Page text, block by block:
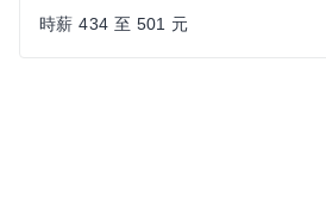
時薪 434 至 501 元